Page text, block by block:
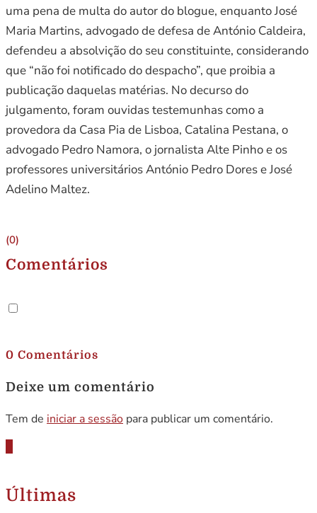
uma pena de multa do autor do blogue, enquanto José
Maria Martins, advogado de defesa de António Caldeira,
defendeu a absolvição do seu constituinte, considerando
que “não foi notificado do despacho”, que proibia a
publicação daquelas matérias. No decurso do
julgamento, foram ouvidas testemunhas como a
provedora da Casa Pia de Lisboa, Catalina Pestana, o
advogado Pedro Namora, o jornalista Alte Pinho e os
professores universitários António Pedro Dores e José
Adelino Maltez.
(0)
Comentários
0 Comentários
Deixe um comentário
Tem de iniciar a sessão para publicar um comentário.
Últimas